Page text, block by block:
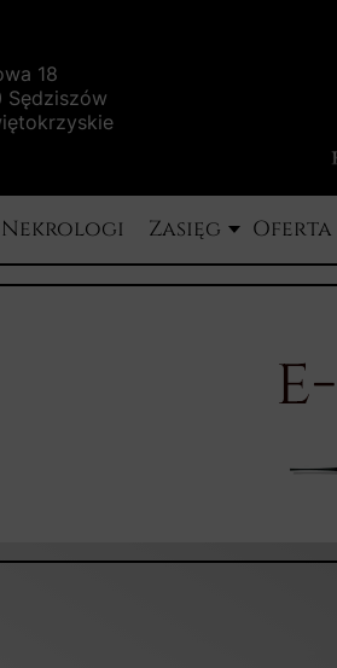
18
Sędziszów
Nekrologi Zasięg Oferta